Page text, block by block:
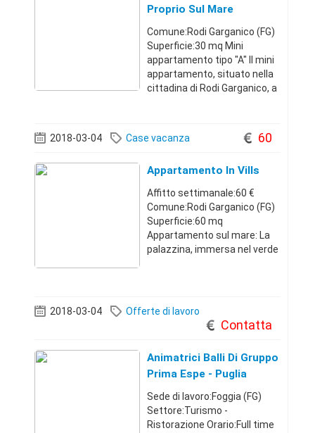
Proprio Sul Mare
Comune:Rodi Garganico (FG)
Superficie:30 mq Mini
appartamento tipo "A" Il mini
appartamento, situato nella
cittadina di Rodi Garganico, a
composto da ingresso-
soggiorno con angolo cottura
2018-03-04 Case vacanza 60
Appartamento In Vills
Affitto settimanale:60 €
Comune:Rodi Garganico (FG)
Superficie:60 mq
Appartamento sul mare: La
palazzina, immersa nel verde
spiaggia si raggiunge
attraverso un viotto
2018-03-04 Offerte di lavoro
Contatta
Animatrici Balli Di Gruppo
Prima Espe - Puglia
Sede di lavoro:Foggia (FG)
Settore:Turismo -
Ristorazione Orario:Full time